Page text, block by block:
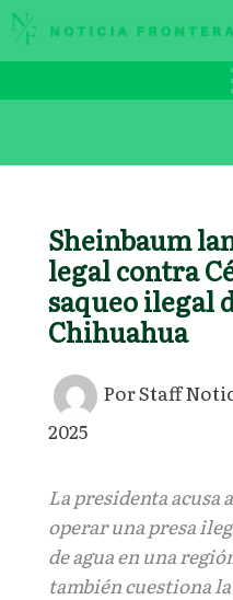
Ir
al
Sheinbaum
legal contra
saqueo ilegal
Chihuahua
PorStaff
2025
La presidenta acusa
operar una presa
de agua en una
también cuestiona